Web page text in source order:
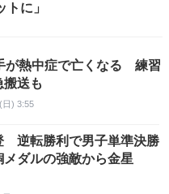
に」
が熱中症で亡くなる 練習
搬送も
日) 3:55
逆転勝利で男子単準決勝
ダルの強敵から金星